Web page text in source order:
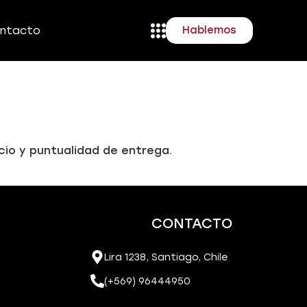
Hablemos
y puntualidad de entrega.
CONTACTO
Lira 1238, Santiago, Chile
(+569) 96444950